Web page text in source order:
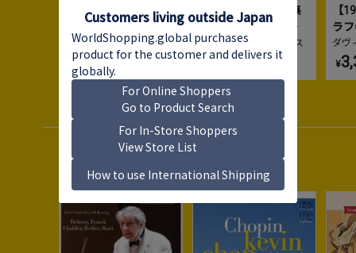
マーラー: 交響曲全集
、ウィーン・フィルハー
モニー管弦楽団
15%OFF 10,106
マーラー:交響曲全集
＜初回生産限定盤＞
アンドリス・ネルソンス
24,200
【
ラ
ヴ
ズ
ダヴ
、ス
テル
¥
Sales セールスランキング
No. 1 2